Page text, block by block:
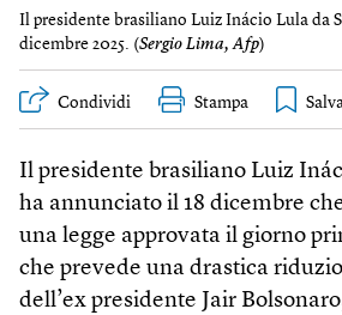
Il presidente brasiliano Luiz Inácio Lula da
dicembre 2025. (Sergio Lima, Afp)
Condividi Stampa
Il presidente brasiliano Luiz
ha annunciato il 18 dicembre
una legge approvata il giorno
che prevede una drastica
dell’ex presidente Jair